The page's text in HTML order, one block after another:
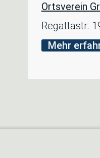
Ortsverein
Regattastr.
Mehr